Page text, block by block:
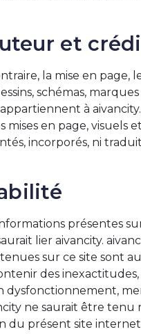
et
la mise en page,
schémas,
à
mises en page, visuels
incorporés, ni
présentes
lier aivancity.
sur ce site sont
des inexactitudes,
ne saurait être
du présent site